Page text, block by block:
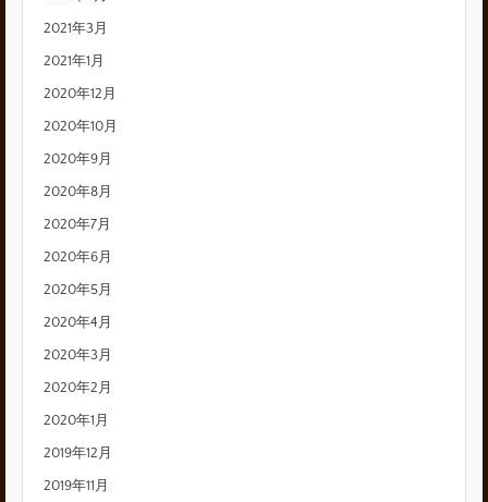
2021年3月
2021年1月
2020年12月
2020年10月
2020年9月
2020年8月
2020年7月
2020年6月
2020年5月
2020年4月
2020年3月
2020年2月
2020年1月
2019年12月
2019年11月